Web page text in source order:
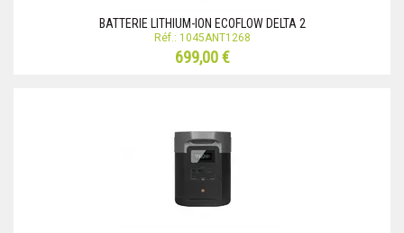
BATTERIE LITHIUM-ION ECOFLOW DELTA 2
Réf.: 1045ANT1268
699,00 €